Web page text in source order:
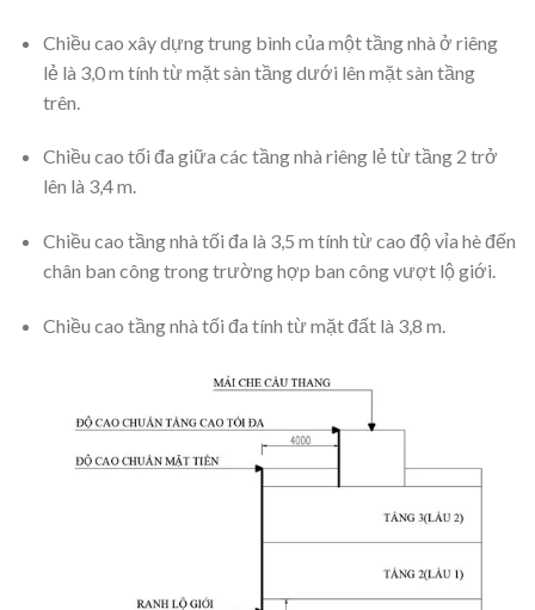
Chiều cao xây dựng trung bình của một tầng nhà ở riêng
lẻ là 3,0 m tính từ mặt sàn tầng dưới lên mặt sàn tầng
trên.
Chiều cao tối đa giữa các tầng nhà riêng lẻ từ tầng 2 trở
lên là 3,4 m.
Chiều cao tầng nhà tối đa là 3,5 m tính từ cao độ vỉa hè đến
chân ban công trong trường hợp ban công vượt lộ giới.
Chiều cao tầng nhà tối đa tính từ mặt đất là 3,8 m.